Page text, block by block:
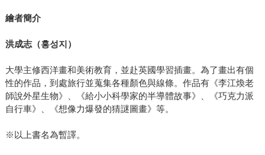
繪者簡介
洪成志（홍성지 ）
大學主修西洋畫和美術教育，並赴英國學習插畫。為了畫出有個
性的作品，到處旅行並蒐集各種顏色與線條。作品有《李江煥老
師說外星生物》、《給小小科學家的半導體故事》、《巧克力派
自行車》、《想像力爆發的猜謎圖畫》等。
※以上書名為暫譯。